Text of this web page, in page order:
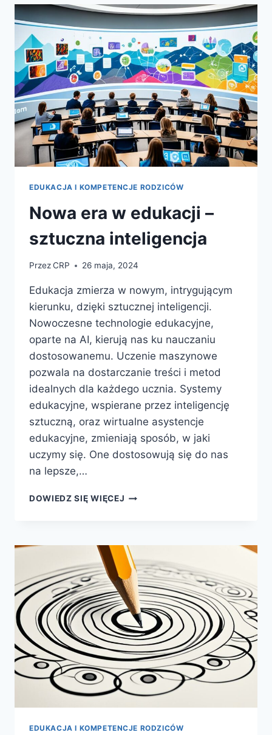
MNOŻENIA
–
METODY
NAUCZANIA
EDUKACJA I KOMPETENCJE RODZICÓW
Nowa era w edukacji –
sztuczna inteligencja
PrzezCRP 26 maja, 2024
Edukacja zmierza w nowym, intrygującym
kierunku, dzięki sztucznej inteligencji.
Nowoczesne technologie edukacyjne,
oparte na AI, kierują nas ku nauczaniu
dostosowanemu. Uczenie maszynowe
pozwala na dostarczanie treści i metod
idealnych dla każdego ucznia. Systemy
edukacyjne, wspierane przez inteligencję
sztuczną, oraz wirtualne asystencje
edukacyjne, zmieniają sposób, w jaki
uczymy się. One dostosowują się do nas
na lepsze,…
DOWIEDZ SIĘ WIĘCEJ NOWA
–
SZTUCZNA
INTELIGENCJA
EDUKACJA I KOMPETENCJE RODZICÓW